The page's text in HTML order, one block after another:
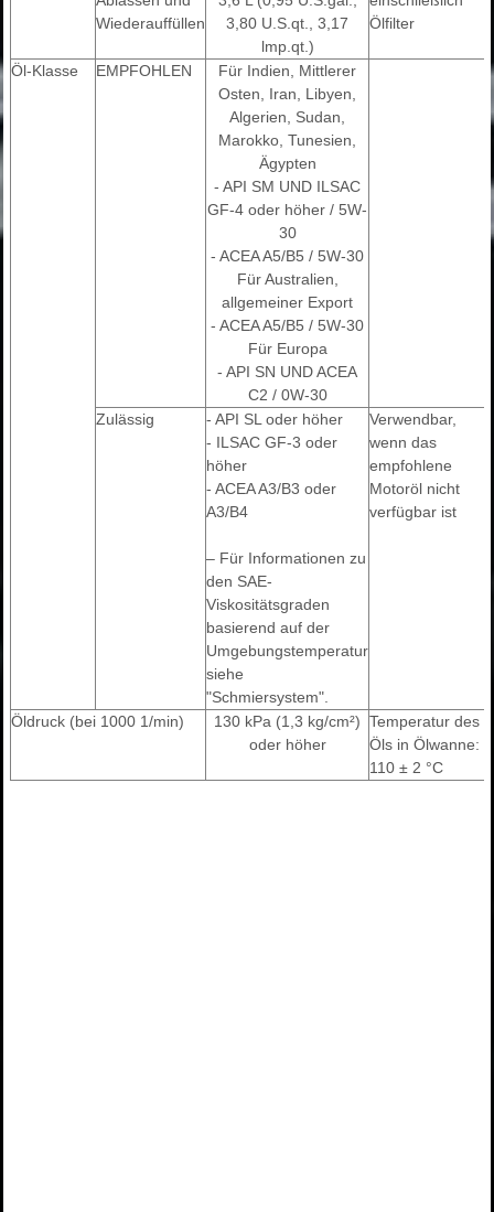
Wiederauffüllen
3,80 U.S.qt., 3,17
lmp.qt.)
Ölfilter
Öl-Klasse EMPFOHLEN
Für Indien, Mittlerer
Osten, Iran, Libyen,
Algerien, Sudan,
Marokko, Tunesien,
Ägypten
- API SM UND ILSAC
GF-4 oder höher / 5W-
30
- ACEA A5/B5 / 5W-30
Für Australien,
allgemeiner Export
- ACEA A5/B5 / 5W-30
Für Europa
- API SN UND ACEA
C2 / 0W-30
Zulässig
- API SL oder höher
- ILSAC GF-3 oder
höher
- ACEA A3/B3 oder
A3/B4
– Für Informationen zu
den SAE-
Viskositätsgraden
basierend auf der
Umgebungstemperatur
siehe
"Schmiersystem".
Verwendbar,
wenn das
empfohlene
Motoröl nicht
verfügbar ist
Öldruck (bei 1000 1/min)
130 kPa (1,3 kg/cm²)
oder höher
Temperatur des
Öls in Ölwanne:
110 ± 2 °C